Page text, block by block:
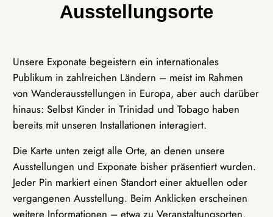
Ausstellungsorte
Unsere Exponate begeistern ein internationales
Publikum in zahlreichen Ländern – meist im Rahmen
von Wanderausstellungen in Europa, aber auch darüber
hinaus: Selbst Kinder in Trinidad und Tobago haben
bereits mit unseren Installationen interagiert.
Die Karte unten zeigt alle Orte, an denen unsere
Ausstellungen und Exponate bisher präsentiert wurden.
Jeder Pin markiert einen Standort einer aktuellen oder
vergangenen Ausstellung. Beim Anklicken erscheinen